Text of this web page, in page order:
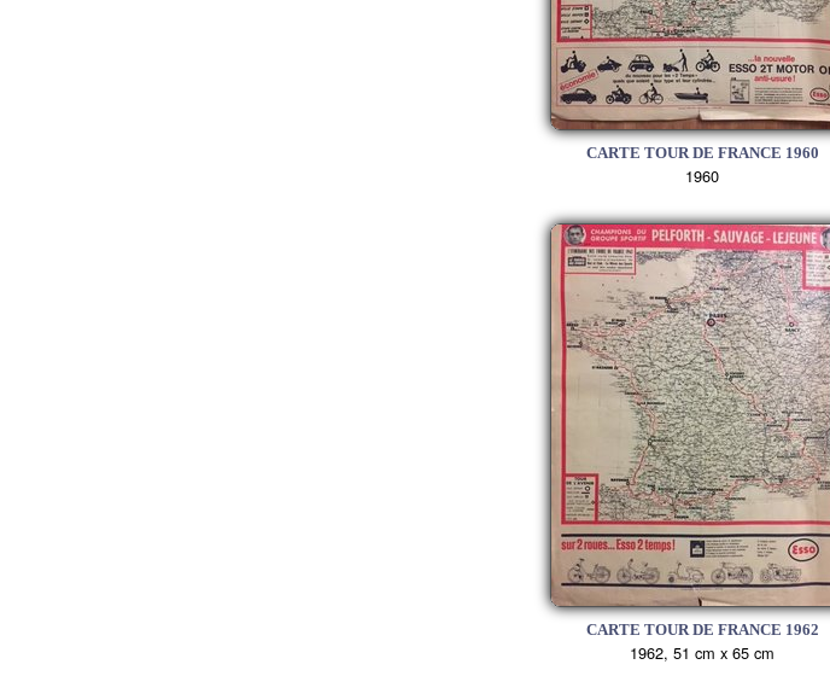
CARTE TOUR DE FRANCE 1960
1960
CARTE TOUR DE FRANCE 1962
1962, 51 cm x 65 cm